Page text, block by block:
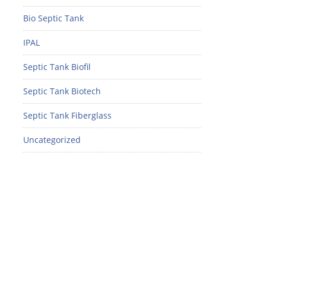
Bio Septic Tank
IPAL
Septic Tank Biofil
Septic Tank Biotech
Septic Tank Fiberglass
Uncategorized